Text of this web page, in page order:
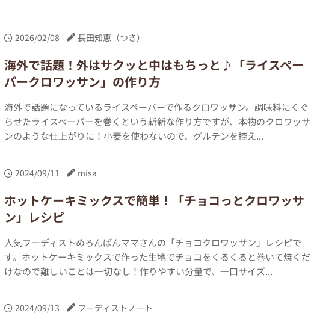
2026/02/08 長田知恵（つき）
海外で話題！外はサクッと中はもちっと♪「ライスペー
パークロワッサン」の作り方
海外で話題になっているライスペーパーで作るクロワッサン。調味料にくぐ
らせたライスペーパーを巻くという斬新な作り方ですが、本物のクロワッサ
ンのような仕上がりに！小麦を使わないので、グルテンを控え...
2024/09/11 misa
ホットケーキミックスで簡単！「チョコっとクロワッサ
ン」レシピ
人気フーディストめろんぱんママさんの「チョコクロワッサン」レシピで
す。ホットケーキミックスで作った生地でチョコをくるくると巻いて焼くだ
けなので難しいことは一切なし！作りやすい分量で、一口サイズ...
2024/09/13 フーディストノート